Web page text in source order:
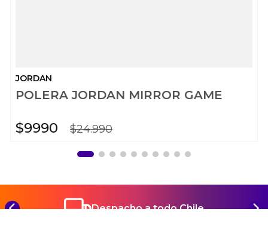
JORDAN
POLERA JORDAN MIRROR GAME
$9990 $24.990
Despacho a todo Chile